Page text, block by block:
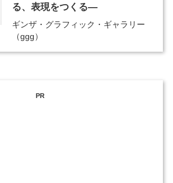
る、表現をつくる―
ギンザ・グラフィック・ギャラリー
（ggg）
PR